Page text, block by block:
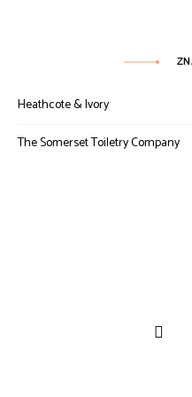
Heathcote & Ivory
The Somerset Toiletry Company